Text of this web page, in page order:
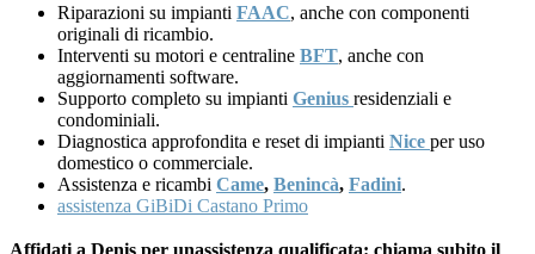
Riparazioni su impianti FAAC, anche con componenti
originali di ricambio.
Interventi su motori e centraline BFT, anche con
aggiornamenti software.
Supporto completo su impianti Genius residenziali e
condominiali.
Diagnostica approfondita e reset di impianti Nice per uso
domestico o commerciale.
Assistenza e ricambi Came, Benincà, Fadini.
assistenza GiBiDi Castano Primo
Affidati a Denis per unassistenza qualificata: chiama subito il